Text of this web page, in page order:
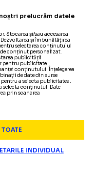
Ar fi promis Marocului
prelucrăm datele
Stocarea și/sau accesarea
și îmbunătățirea
selectarea conținutului
conținut personalizat.
publicității
pentru publicitate
conținutului. Înțelegerea
de date din surse
a selecta publicitatea.
selecta conținutul. Date
prin scanarea
INDIVIDUAL